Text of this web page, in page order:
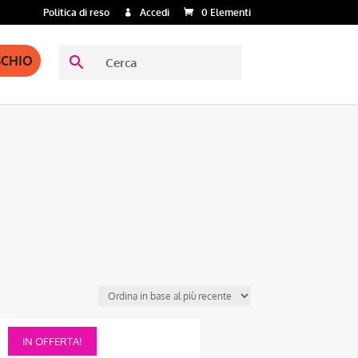
Politica di reso Accedi 0 Elementi
IN OFFERTA!